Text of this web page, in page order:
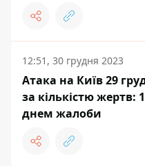
12:51, 30 грудня 2023
Атака на Київ 29
за кількістю жертв:
днем жалоби